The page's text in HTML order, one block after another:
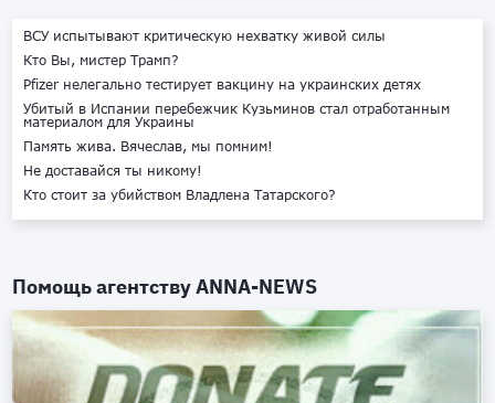
ВСУ испытывают критическую нехватку живой силы
Кто Вы, мистер Трамп?
Pfizer нелегально тестирует вакцину на украинских детях
Убитый в Испании перебежчик Кузьминов стал отработанным
материалом для Украины
Память жива. Вячеслав, мы помним!
Не доставайся ты никому!
Кто стоит за убийством Владлена Татарского?
Помощь агентствуANNA-NEWS